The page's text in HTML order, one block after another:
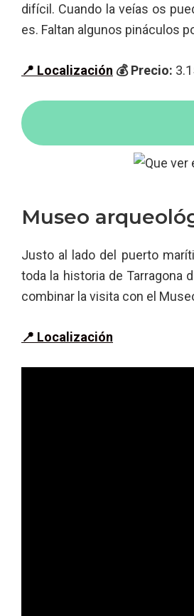
difícil. Cuando la veías os
es. Faltan algunos pináculos
📍 Localización 💰 Precio:
Museo
Justo al lado del puerto
toda la historia de Tarragona
combinar la visita con el
📍 Localización